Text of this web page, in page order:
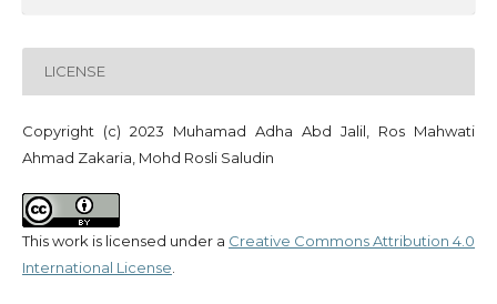
LICENSE
Copyright (c) 2023 Muhamad Adha Abd Jalil, Ros Mahwati
Ahmad Zakaria, Mohd Rosli Saludin
This work is licensed under a Creative Commons Attribution 4.0
International License